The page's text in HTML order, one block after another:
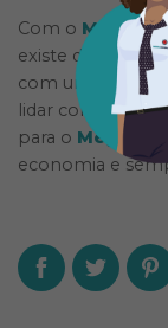
Com o Mega
existe de mais
com um serviço
lidar com o
para o Mega
economia e